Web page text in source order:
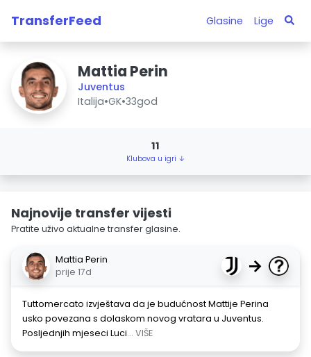
TransferFeed Glasine Lige
Mattia Perin
Juventus
Italija•GK•33god
11
Klubova u igri ↓
Najnovije transfer vijesti
Pratite uživo aktualne transfer glasine.
Mattia Perin
prije 17d
→
Tuttomercato izvještava da je budućnost Mattije Perina
usko povezana s dolaskom novog vratara u Juventus.
Posljednjih mjeseci Luci... VIŠE